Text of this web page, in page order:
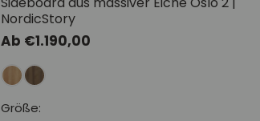
NordicStory
Normaler
Preis
Ab €1.190,00
Größe: